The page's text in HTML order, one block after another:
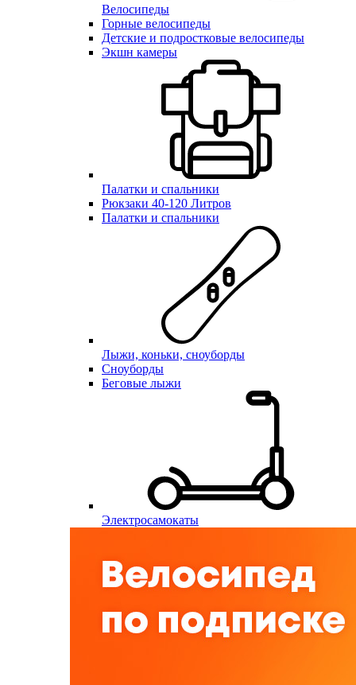
Велосипеды
Горные велосипеды
Детские и подростковые велосипеды
Экшн камеры
Палатки и спальники
Рюкзаки 40-120 Литров
Палатки и спальники
Лыжи, коньки, сноуборды
Сноуборды
Беговые лыжи
Электросамокаты